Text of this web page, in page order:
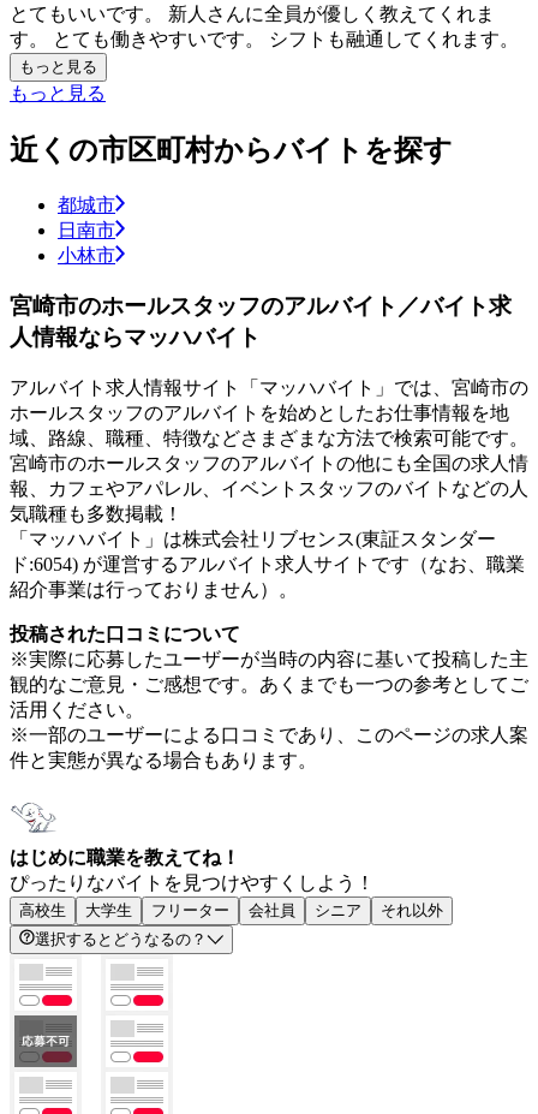
とてもいいです。 新人さんに全員が優しく教えてくれま
す。 とても働きやすいです。 シフトも融通してくれます。
もっと見る
もっと見る
近くの市区町村からバイトを探す
都城市
日南市
小林市
宮崎市のホールスタッフのアルバイト／バイト求
人情報ならマッハバイト
アルバイト求人情報サイト「マッハバイト」では、宮崎市の
ホールスタッフのアルバイトを始めとしたお仕事情報を地
域、路線、職種、特徴などさまざまな方法で検索可能です。
宮崎市のホールスタッフのアルバイトの他にも全国の求人情
報、カフェやアパレル、イベントスタッフのバイトなどの人
気職種も多数掲載！
「マッハバイト」は株式会社リブセンス(東証スタンダー
ド:6054) が運営するアルバイト求人サイトです（なお、職業
紹介事業は行っておりません）。
投稿された口コミについて
※実際に応募したユーザーが当時の内容に基いて投稿した主
観的なご意見・ご感想です。あくまでも一つの参考としてご
活用ください。
※一部のユーザーによる口コミであり、このページの求人案
件と実態が異なる場合もあります。
はじめに職業を教えてね！
ぴったりなバイトを見つけやすくしよう！
高校生 大学生 フリーター 会社員 シニア
それ以外
選択するとどうなるの？